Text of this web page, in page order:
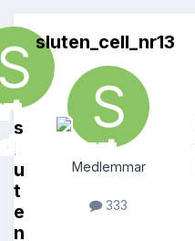
s
l
u
t
e
n
sluten_cell_nr13
Medlemmar
333